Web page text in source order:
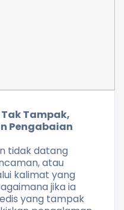
Tampak,
Pengabaian
tidak datang
atau
kalimat yang
jika ia
yang tampak